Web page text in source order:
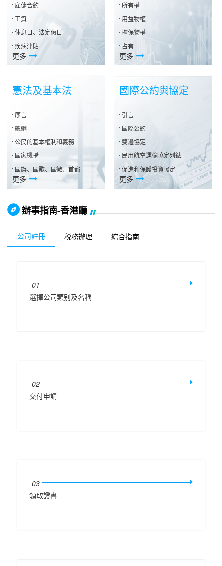
雇傭合約
工資
休息日、法定假日
疾病津貼
更多
所有權
用益物權
擔保物權
占有
更多
憲法及基本法
序言
總綱
公民的基本權利和義務
國家機搆
國旗、國歌、國徽、首都
更多
國際公約與協定
引言
國際公約
雙邊協定
民用航空運輸協定列錶
促進和保護投資協定
更多
辦事指南-香港廳
公司註冊 税務辦理 綜合指南
01
選擇公司類别及名稱
02
交付申請
03
領取證書